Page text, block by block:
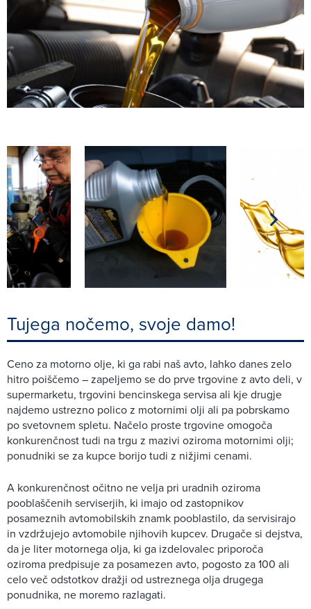
Tujega nočemo, svoje damo!
Ceno za motorno olje, ki ga rabi naš avto, lahko danes zelo
hitro poiščemo – zapeljemo se do prve trgovine z avto deli, v
supermarketu, trgovini bencinskega servisa ali kje drugje
najdemo ustrezno polico z motornimi olji ali pa pobrskamo
po svetovnem spletu. Načelo proste trgovine omogoča
konkurenčnost tudi na trgu z mazivi oziroma motornimi olji;
ponudniki se za kupce borijo tudi z nižjimi cenami.
A konkurenčnost očitno ne velja pri uradnih oziroma
pooblaščenih serviserjih, ki imajo od zastopnikov
posameznih avtomobilskih znamk pooblastilo, da servisirajo
in vzdržujejo avtomobile njihovih kupcev. Drugače si dejstva,
da je liter motornega olja, ki ga izdelovalec priporoča
oziroma predpisuje za posamezen avto, pogosto za 100 ali
celo več odstotkov dražji od ustreznega olja drugega
ponudnika, ne moremo razlagati.